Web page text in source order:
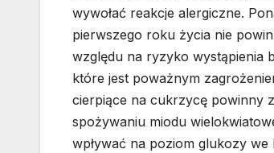
wywołać reakcje alergiczne.
pierwszego roku życia nie
względu na ryzyko wystąpienia
które jest poważnym
cierpiące na cukrzycę powinny
spożywaniu miodu
wpływać na poziom glukozy